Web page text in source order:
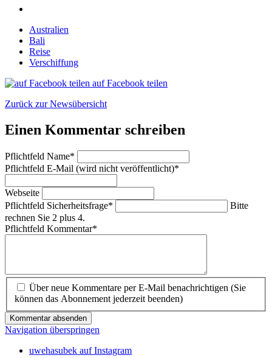
Australien
Bali
Reise
Verschiffung
auf Facebook teilen
Zurück zur Newsübersicht
Einen Kommentar schreiben
Pflichtfeld Name*
Pflichtfeld E-Mail (wird nicht veröffentlicht)*
Webseite
Pflichtfeld Sicherheitsfrage*
Bitte
rechnen Sie 2 plus 4.
Pflichtfeld Kommentar*
Über neue Kommentare per E-Mail benachrichtigen (Sie
können das Abonnement jederzeit beenden)
Kommentar absenden
Navigation überspringen
uwehasubek auf Instagram